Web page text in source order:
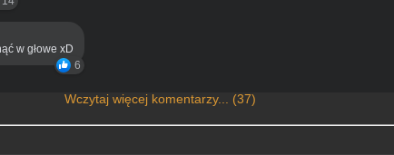
w głowe xD
6
Wczytaj więcej komentarzy... (37)